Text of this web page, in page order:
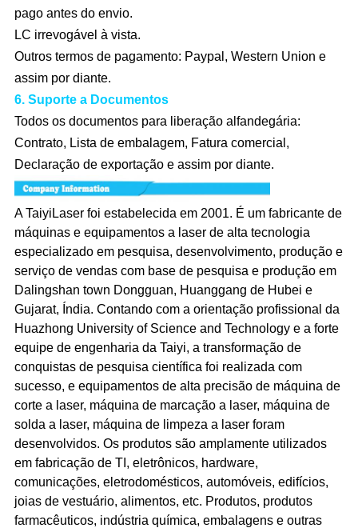
pago antes do envio.
LC irrevogável à vista.
Outros termos de pagamento: Paypal, Western Union e
assim por diante.
6. Suporte a Documentos
Todos os documentos para liberação alfandegária:
Contrato, Lista de embalagem, Fatura comercial,
Declaração de exportação e assim por diante.
A TaiyiLaser foi estabelecida em 2001. É um fabricante de
máquinas e equipamentos a laser de alta tecnologia
especializado em pesquisa, desenvolvimento, produção e
serviço de vendas com base de pesquisa e produção em
Dalingshan town Dongguan, Huanggang de Hubei e
Gujarat, Índia. Contando com a orientação profissional da
Huazhong University of Science and Technology e a forte
equipe de engenharia da Taiyi, a transformação de
conquistas de pesquisa científica foi realizada com
sucesso, e equipamentos de alta precisão de máquina de
corte a laser, máquina de marcação a laser, máquina de
solda a laser, máquina de limpeza a laser foram
desenvolvidos. Os produtos são amplamente utilizados
em fabricação de TI, eletrônicos, hardware,
comunicações, eletrodomésticos, automóveis, edifícios,
joias de vestuário, alimentos, etc. Produtos, produtos
farmacêuticos, indústria química, embalagens e outras